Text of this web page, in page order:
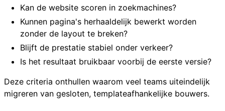
Kan de website scoren in zoekmachines?
Kunnen pagina's herhaaldelijk bewerkt worden
zonder de layout te breken?
Blijft de prestatie stabiel onder verkeer?
Is het resultaat bruikbaar voorbij de eerste versie?
Deze criteria onthullen waarom veel teams uiteindelijk
migreren van gesloten, templateafhankelijke bouwers.